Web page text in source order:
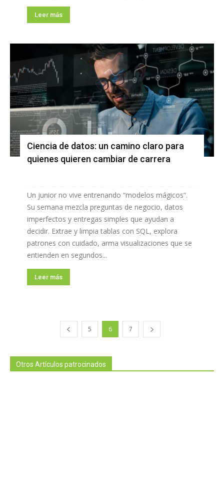
Leer más
Ciencia de datos: un camino claro para
quienes quieren cambiar de carrera
Un junior no vive entrenando “modelos mágicos”.
Su semana mezcla preguntas de negocio, datos
imperfectos y entregas simples que ayudan a
decidir. Extrae y limpia tablas con SQL, explora
patrones con cuidado, arma visualizaciones que se
entienden en segundos...
Leer más
5 6 7
Otros Artículos patrocinados